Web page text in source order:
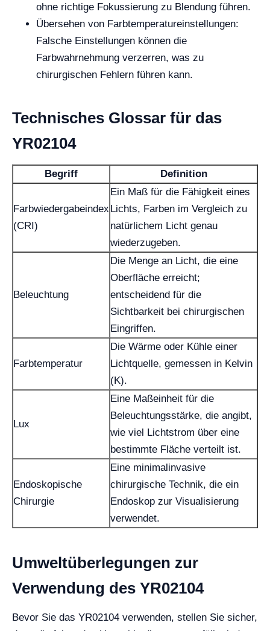
ohne richtige Fokussierung zu Blendung führen.
Übersehen von Farbtemperatureinstellungen:
Falsche Einstellungen können die
Farbwahrnehmung verzerren, was zu
chirurgischen Fehlern führen kann.
Technisches Glossar für das
YR02104
Begriff Definition
Farbwiedergabeindex
(CRI)
Ein Maß für die Fähigkeit eines
Lichts, Farben im Vergleich zu
natürlichem Licht genau
wiederzugeben.
Beleuchtung
Die Menge an Licht, die eine
Oberfläche erreicht;
entscheidend für die
Sichtbarkeit bei chirurgischen
Eingriffen.
Farbtemperatur
Die Wärme oder Kühle einer
Lichtquelle, gemessen in Kelvin
(K).
Lux
Eine Maßeinheit für die
Beleuchtungsstärke, die angibt,
wie viel Lichtstrom über eine
bestimmte Fläche verteilt ist.
Endoskopische
Chirurgie
Eine minimalinvasive
chirurgische Technik, die ein
Endoskop zur Visualisierung
verwendet.
Umweltüberlegungen zur
Verwendung des YR02104
Bevor Sie das YR02104 verwenden, stellen Sie sicher,